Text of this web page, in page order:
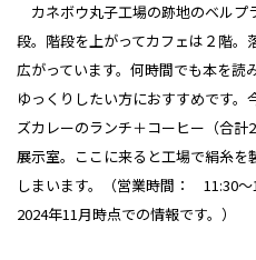
カネボウ丸子工場の跡地のベルプ
段。階段を上がってカフェは２階
広がっています。何時間でも本を読
ゆっくりしたい方におすすめです
ズカレーのランチ＋コーヒー（合
展示室。 ここに来ると工場で絹糸
しまいます。（営業時間： 11:30
2024年11月時点での情報です。）